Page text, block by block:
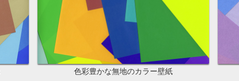
色彩豊かな無地のカラー壁紙